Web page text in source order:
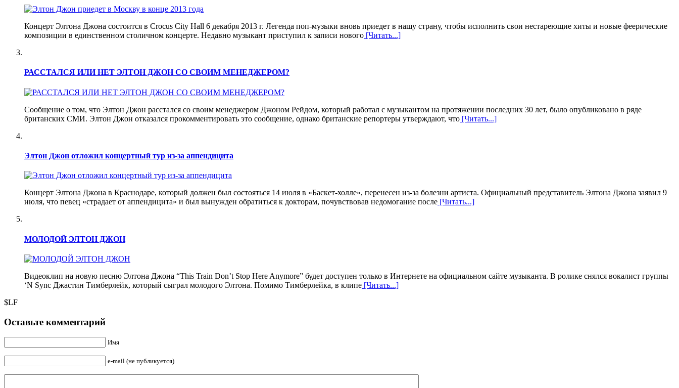
Концерт Элтона Джона состоится в Crocus City Hall 6 декабря 2013 г. Легенда поп-музыки вновь приедет в нашу страну, чтобы исполнить свои нестареющие хиты и новые феерические
композиции в единственном столичном концерте. Недавно музыкант приступил к записи нового [Читать...]
РАССТАЛСЯ ИЛИ НЕТ ЭЛТОН ДЖОН СО СВОИМ МЕНЕДЖЕРОМ?
Сообщение о том, что Элтон Джон расстался со своим менеджером Джоном Рейдом, который работал с музыкантом на протяжении последних 30 лет, было опубликовано в ряде
британских СМИ. Элтон Джон отказался прокомментировать это сообщение, однако британские репортеры утверждают, что [Читать...]
Элтон Джон отложил концертный тур из-за аппендицита
Концерт Элтона Джона в Краснодаре, который должен был состояться 14 июля в «Баскет-холле», перенесен из-за болезни артиста. Официальный представитель Элтона Джона заявил 9
июля, что певец «страдает от аппендицита» и был вынужден обратиться к докторам, почувствовав недомогание после [Читать...]
МОЛОДОЙ ЭЛТОН ДЖОН
Видеоклип на новую песню Элтона Джона “This Train Don’t Stop Here Anymore” будет доступен только в Интернете на официальном сайте музыканта. В ролике снялся вокалист группы
‘N Sync Джастин Тимберлейк, который сыграл молодого Элтона. Помимо Тимберлейка, в клипе [Читать...]
$LF
Оставьте комментарий
Имя
e-mail (не публикуется)